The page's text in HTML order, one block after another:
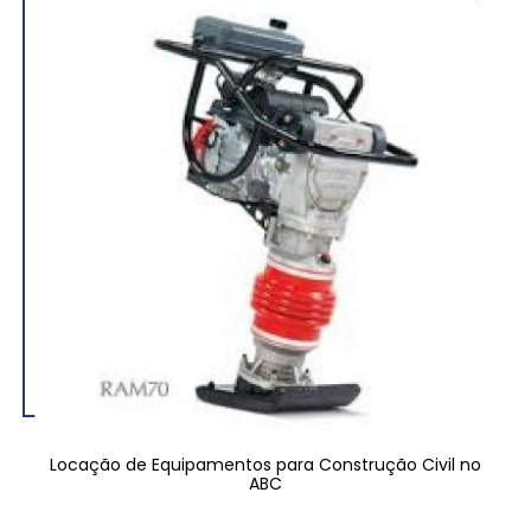
Locação de Equipamentos para Construção Civil no
ABC